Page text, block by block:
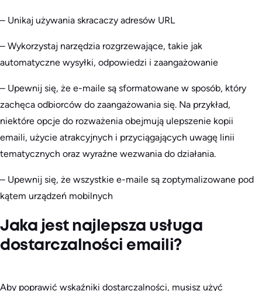
– Unikaj używania skracaczy adresów URL
– Wykorzystaj narzędzia rozgrzewające, takie jak
automatyczne wysyłki, odpowiedzi i zaangażowanie
– Upewnij się, że e-maile są sformatowane w sposób, który
zachęca odbiorców do zaangażowania się. Na przykład,
niektóre opcje do rozważenia obejmują ulepszenie kopii
emaili, użycie atrakcyjnych i przyciągających uwagę linii
tematycznych oraz wyraźne wezwania do działania.
– Upewnij się, że wszystkie e-maile są zoptymalizowane pod
kątem urządzeń mobilnych
Jaka jest najlepsza usługa
dostarczalności emaili?
Aby poprawić wskaźniki dostarczalności, musisz użyć